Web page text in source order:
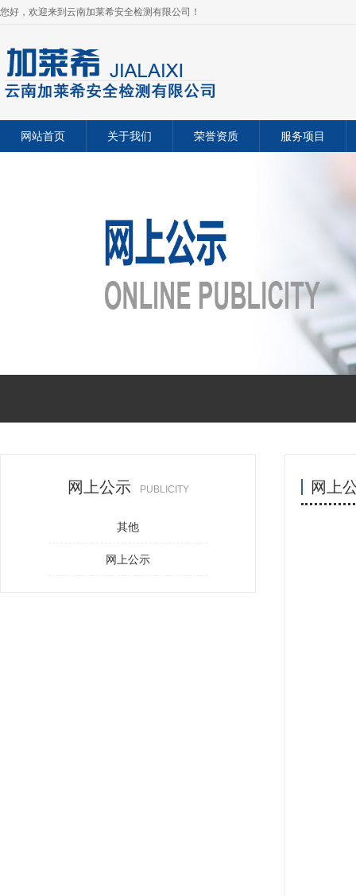
您好，欢迎来到云南加莱希安全检测有限公司！
网站首页 关于我们 荣誉资质 服务项目
网上公示 PUBLICITY
其他
网上公示
网上